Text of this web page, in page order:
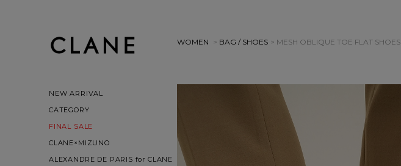
NEW ARRIVAL
CATEGORY
FINAL SALE
CLANE×MIZUNO
ALEXANDRE DE PARIS for CLANE
WOMEN > BAG / SHOES > MESH OBLIQUE TOE FLAT SHOES